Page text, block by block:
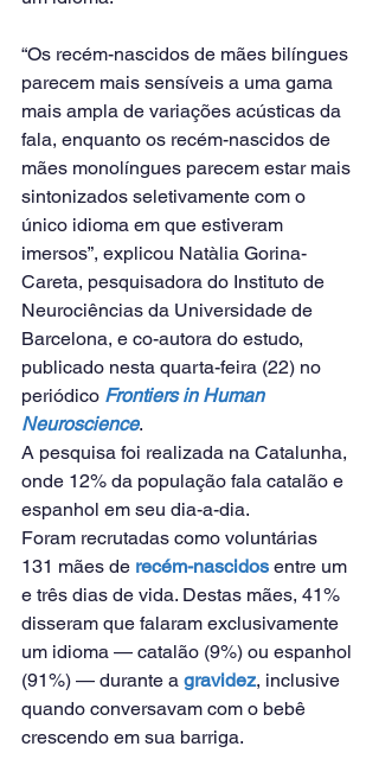
“Os recém-nascidos de mães bilíngues
parecem mais sensíveis a uma gama
mais ampla de variações acústicas da
fala, enquanto os recém-nascidos de
mães monolíngues parecem estar mais
sintonizados seletivamente com o
único idioma em que estiveram
imersos”, explicou Natàlia Gorina-
Careta, pesquisadora do Instituto de
Neurociências da Universidade de
Barcelona, ​​e co-autora do estudo,
publicado nesta quarta-feira (22) no
periódico Frontiers in Human
Neuroscience.
A pesquisa foi realizada na Catalunha,
onde 12% da população fala catalão e
espanhol em seu dia-a-dia.
Foram recrutadas como voluntárias
131 mães de recém-nascidos entre um
e três dias de vida. Destas mães, 41%
disseram que falaram exclusivamente
um idioma — catalão (9%) ou espanhol
(91%) — durante a gravidez, inclusive
quando conversavam com o bebê
crescendo em sua barriga.